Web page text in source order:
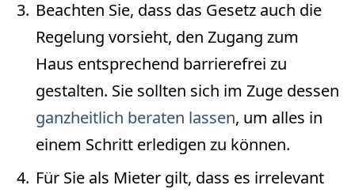
Beachten Sie, dass das Gesetz auch die
Regelung vorsieht, den Zugang zum
Haus entsprechend barrierefrei zu
gestalten. Sie sollten sich im Zuge dessen
ganzheitlich beraten lassen, um alles in
einem Schritt erledigen zu können.
Für Sie als Mieter gilt, dass es irrelevant